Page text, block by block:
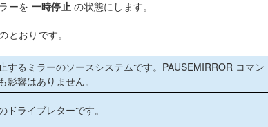
ーを 一時停止の状態にします。
とおりです。
するミラーのソースシステムです。PAUSEMIRROR コマ
影響はありません。
ドライブレターです。